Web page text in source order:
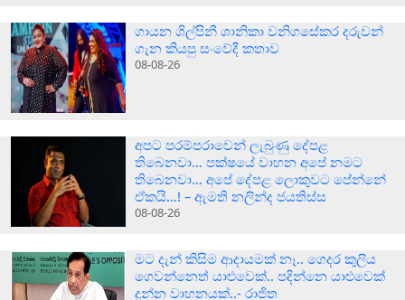
ගායන ශිල්පිනී ශානිකා වනිගසේකර දරුවන්
ගැන කියපු සංවේදී කතාව
08-08-26
අපට පරම්පරාවෙන් ලැබුණු දේපළ
තිබෙනවා… පක්ෂයේ වාහන අපේ නමට
තිබෙනවා… අපේ දේපළ ලොකුවට පේන්නේ
ඒකයි…! – ඇමති නලින්ද ජයතිස්ස
08-08-26
මට දැන් කිසිම ආදායමක් නෑ.. ගෙදර කුලිය
ගෙවන්නෙත් යාළුවෙක්.. පදින්නෙ යාළුවෙක්
දුන්න වාහනයක්..- රාජිත